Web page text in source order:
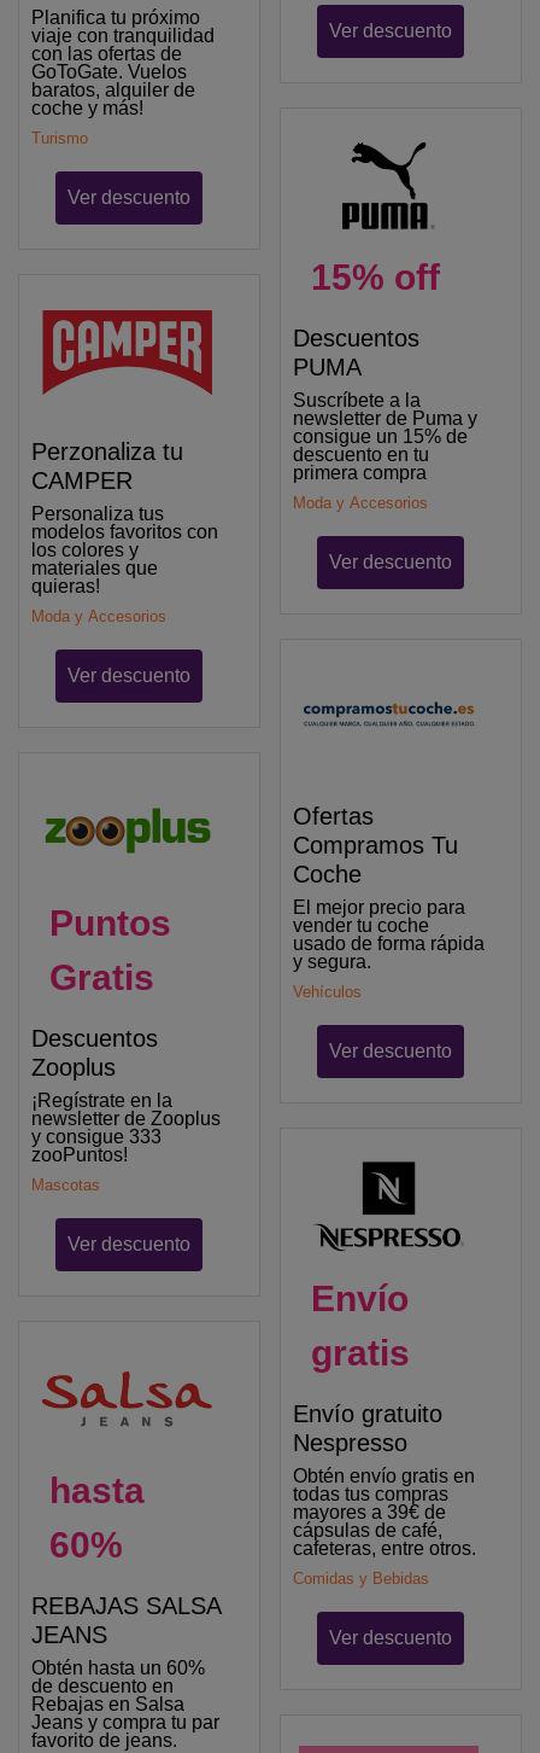
Planifica tu próximo
viaje con tranquilidad
con las ofertas de
GoToGate. Vuelos
baratos, alquiler de
coche y más!
Turismo
Ver descuento
Perzonaliza tu
CAMPER
Personaliza tus
modelos favoritos con
los colores y
materiales que
quieras!
Moda y Accesorios
Ver descuento
Puntos
Gratis
Descuentos
Zooplus
¡Regístrate en la
newsletter de Zooplus
y consigue 333
zooPuntos!
Mascotas
Ver descuento
hasta
60%
REBAJAS SALSA
JEANS
Obtén hasta un 60%
de descuento en
Rebajas en Salsa
Jeans y compra tu par
favorito de jeans.
Ver descuento
15% off
Descuentos
PUMA
Suscríbete a la
newsletter de Puma y
consigue un 15% de
descuento en tu
primera compra
Moda y Accesorios
Ver descuento
Ofertas
Compramos Tu
Coche
El mejor precio para
vender tu coche
usado de forma rápida
y segura.
Vehículos
Ver descuento
Envío
gratis
Envío gratuito
Nespresso
Obtén envío gratis en
todas tus compras
mayores a 39€ de
cápsulas de café,
cafeteras, entre otros.
Comidas y Bebidas
Ver descuento